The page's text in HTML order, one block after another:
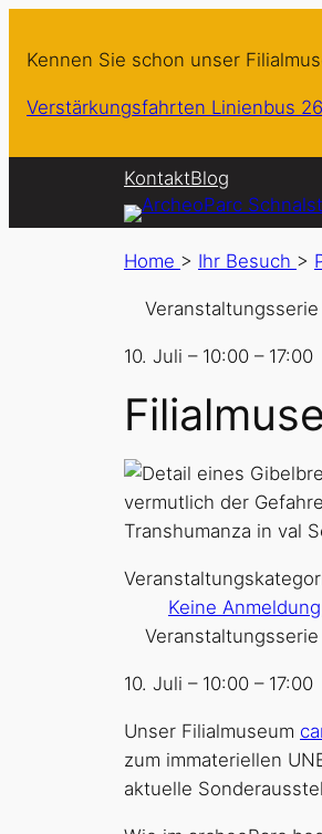
Kennen Sie schon unser
Verstärkungsfahrten Linienbus
KontaktBlog
Home > Ihr Besuch >
Veranstaltungsserie
10. Juli – 10:00 – 17:00
Keine Anmeldung
Veranstaltungsserie
10. Juli – 10:00 – 17:00
Unser Filialmuseum
zum immateriellen
aktuelle